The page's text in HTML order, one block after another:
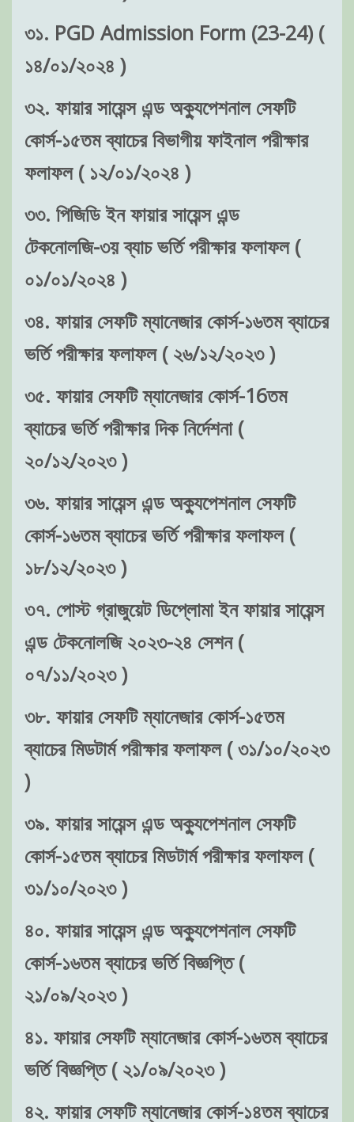
৩১. PGD Admission Form (23-24) (
১৪/০১/২০২৪ )
৩২. ফায়ার সায়েন্স এন্ড অক্যুপেশনাল সেফটি
কোর্স-১৫তম ব্যাচের বিভাগীয় ফাইনাল পরীক্ষার
ফলাফল ( ১২/০১/২০২৪ )
৩৩. পিজিডি ইন ফায়ার সায়েন্স এন্ড
টেকনোলজি-৩য় ব্যাচ ভর্তি পরীক্ষার ফলাফল (
০১/০১/২০২৪ )
৩৪. ফায়ার সেফটি ম্যানেজার কোর্স-১৬তম ব্যাচের
ভর্তি পরীক্ষার ফলাফল ( ২৬/১২/২০২৩ )
৩৫. ফায়ার সেফটি ম্যানেজার কোর্স-16তম
ব্যাচের ভর্তি পরীক্ষার দিক নির্দেশনা (
২০/১২/২০২৩ )
৩৬. ফায়ার সায়েন্স এন্ড অক্যুপেশনাল সেফটি
কোর্স-১৬তম ব্যাচের ভর্তি পরীক্ষার ফলাফল (
১৮/১২/২০২৩ )
৩৭. পোস্ট গ্রাজুয়েট ডিপ্লোমা ইন ফায়ার সায়েন্স
এন্ড টেকনোলজি ২০২৩-২৪ সেশন (
০৭/১১/২০২৩ )
৩৮. ফায়ার সেফটি ম্যানেজার কোর্স-১৫তম
ব্যাচের মিডটার্ম পরীক্ষার ফলাফল ( ৩১/১০/২০২৩
)
৩৯. ফায়ার সায়েন্স এন্ড অক্যুপেশনাল সেফটি
কোর্স-১৫তম ব্যাচের মিডটার্ম পরীক্ষার ফলাফল (
৩১/১০/২০২৩ )
৪০. ফায়ার সায়েন্স এন্ড অক্যুপেশনাল সেফটি
কোর্স-১৬তম ব্যাচের ভর্তি বিজ্ঞপ্তি (
২১/০৯/২০২৩ )
৪১. ফায়ার সেফটি ম্যানেজার কোর্স-১৬তম ব্যাচের
ভর্তি বিজ্ঞপ্তি ( ২১/০৯/২০২৩ )
৪২. ফায়ার সেফটি ম্যানেজার কোর্স-১৪তম ব্যাচের